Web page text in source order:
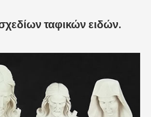
ταφικών ειδών.